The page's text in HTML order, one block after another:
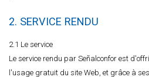
2. SERVICE RENDU
2.1 Le service
Le service rendu par Señalconfor est
l'usage gratuit du site Web, et grâce à